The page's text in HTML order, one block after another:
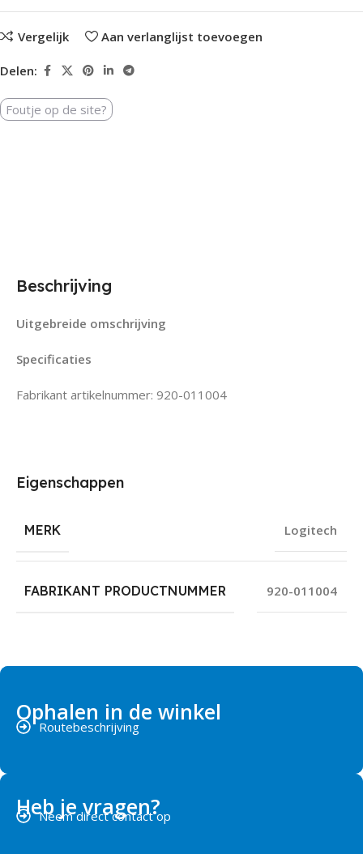
Vergelijk Aan verlanglijst toevoegen
Delen:
Foutje op de site?
Beschrijving
Uitgebreide omschrijving
Specificaties
Fabrikant artikelnummer: 920-011004
Eigenschappen
MERK Logitech
FABRIKANT PRODUCTNUMMER 920-011004
Ophalen in de winkel
Routebeschrijving
Heb je vragen?
Neem direct contact op